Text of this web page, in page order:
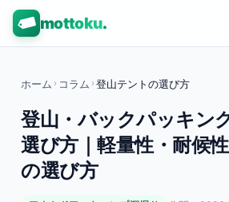
mottoku.
ホーム › コラム › 登山テントの選び方
登山・バックパッキン
選び方｜軽量性・耐候
の選び方